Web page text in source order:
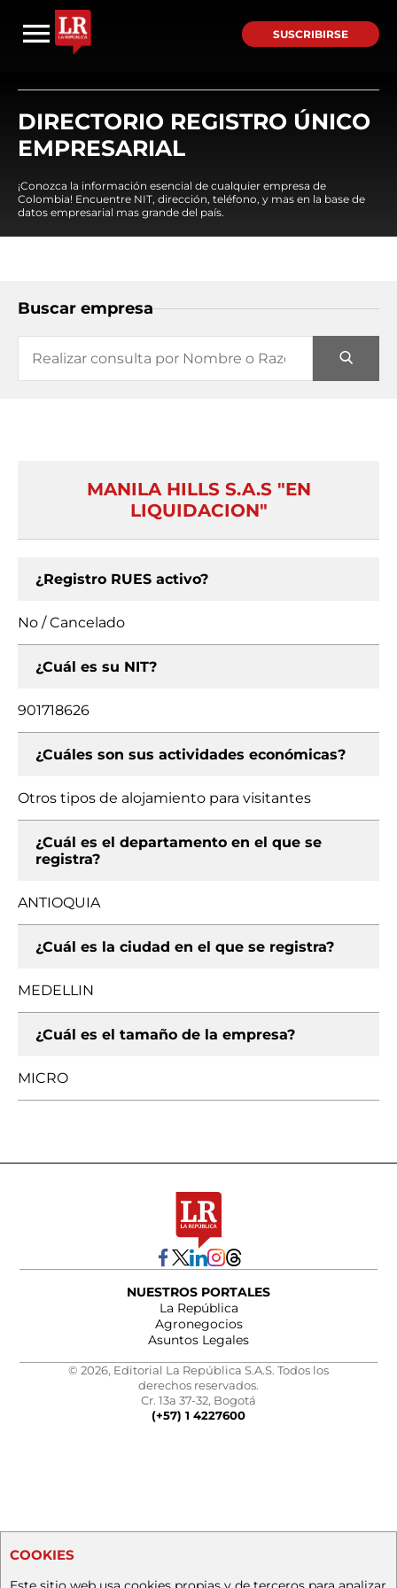
SUSCRIBIRSE
DIRECTORIO REGISTRO ÚNICO
EMPRESARIAL
¡Conozca la información esencial de cualquier empresa de
Colombia! Encuentre NIT, dirección, teléfono, y mas en la base de
datos empresarial mas grande del país.
Buscar empresa
MANILA HILLS S.A.S "EN
LIQUIDACION"
¿Registro RUES activo?
No / Cancelado
¿Cuál es su NIT?
901718626
¿Cuáles son sus actividades económicas?
Otros tipos de alojamiento para visitantes
¿Cuál es el departamento en el que se
registra?
ANTIOQUIA
¿Cuál es la ciudad en el que se registra?
MEDELLIN
¿Cuál es el tamaño de la empresa?
MICRO
NUESTROS PORTALES
La República
Agronegocios
Asuntos Legales
© 2026, Editorial La República S.A.S. Todos los
derechos reservados.
Cr. 13a 37-32, Bogotá
(+57) 1 4227600
COOKIES